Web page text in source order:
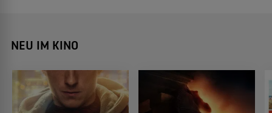
NEU IM KINO